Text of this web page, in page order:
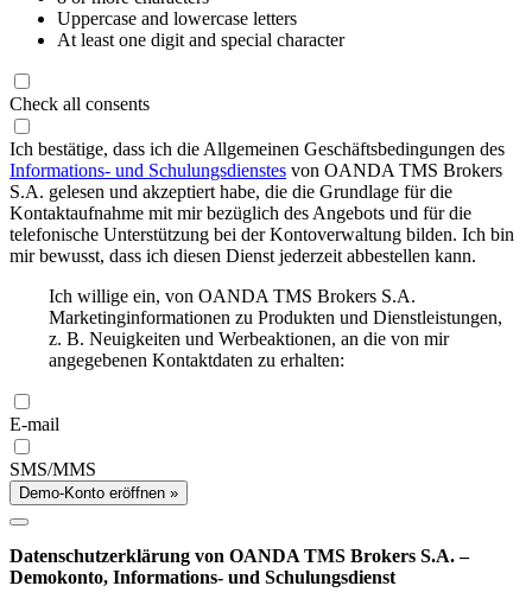
Uppercase and lowercase letters
At least one digit and special character
Check all consents
Ich bestätige, dass ich die Allgemeinen Geschäftsbedingungen des
Informations- und Schulungsdienstes von OANDA TMS Brokers
S.A. gelesen und akzeptiert habe, die die Grundlage für die
Kontaktaufnahme mit mir bezüglich des Angebots und für die
telefonische Unterstützung bei der Kontoverwaltung bilden. Ich bin
mir bewusst, dass ich diesen Dienst jederzeit abbestellen kann.
Ich willige ein, von OANDA TMS Brokers S.A.
Marketinginformationen zu Produkten und Dienstleistungen,
z. B. Neuigkeiten und Werbeaktionen, an die von mir
angegebenen Kontaktdaten zu erhalten:
E-mail
SMS/MMS
Demo-Konto eröffnen »
Datenschutzerklärung von OANDA TMS Brokers S.A. –
Demokonto, Informations- und Schulungsdienst